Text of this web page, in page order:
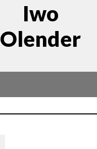
Iwo
Olender